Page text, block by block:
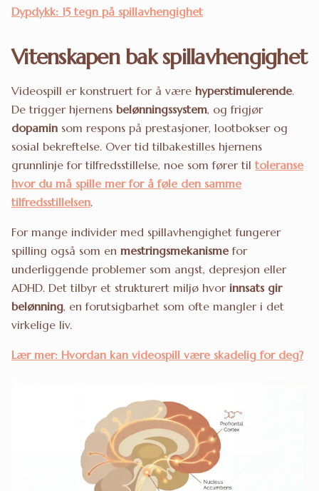
Dypdykk: 15 tegn på spillavhengighet
Vitenskapen bak spillavhengighet
Videospill er konstruert for å være hyperstimulerende.
De trigger hjernens belønningssystem, og frigjør
dopamin som respons på prestasjoner, lootbokser og
sosial bekreftelse. Over tid tilbakestilles hjernens
grunnlinje for tilfredsstillelse, noe som fører tiltoleranse
hvor du må spille mer for å føle den samme
tilfredsstillelsen.
For mange individer med spillavhengighet fungerer
spilling også som en mestringsmekanisme for
underliggende problemer som angst, depresjon eller
ADHD. Det tilbyr et strukturert miljø hvor innsats gir
belønning, en forutsigbarhet som ofte mangler i det
virkelige liv.
Lær mer: Hvordan kan videospill være skadelig for deg?